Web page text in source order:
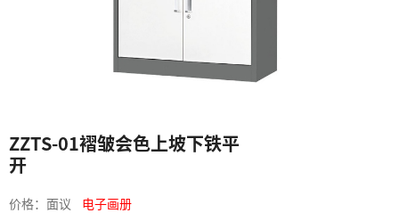
ZZTS-01褶皱会色上坡下铁平
开
价格：面议 电子画册